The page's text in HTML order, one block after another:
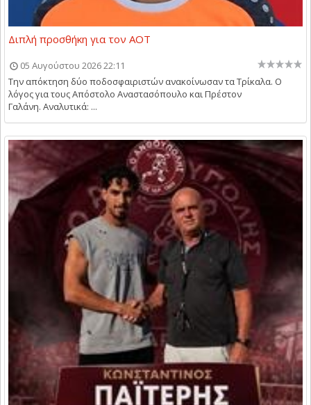
Διπλή προσθήκη για τον ΑΟΤ
05 Αυγούστου 2026 22:11
Την απόκτηση δύο ποδοσφαιριστών ανακοίνωσαν τα Τρίκαλα. Ο
λόγος για τους Απόστολο Αναστασόπουλο και Πρέστον
Γαλάνη. Αναλυτικά: ...